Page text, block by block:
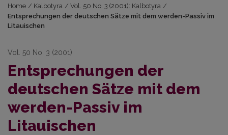
Home / Kalbotyra / Vol. 50 No. 3 (2001): Kalbotyra /
Entsprechungen der deutschen Sätze mit dem werden-Passiv im
Litauischen
Vol. 50 No. 3 (2001)
Entsprechungen der
deutschen Sätze mit dem
werden-Passiv im
Litauischen